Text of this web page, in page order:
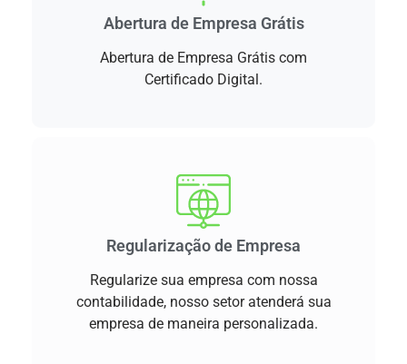
Abertura de Empresa Grátis
Abertura de Empresa Grátis com
Certificado Digital.
Regularização de Empresa
Regularize sua empresa com nossa
contabilidade, nosso setor atenderá sua
empresa de maneira personalizada.